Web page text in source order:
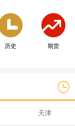
历史 期货
天津